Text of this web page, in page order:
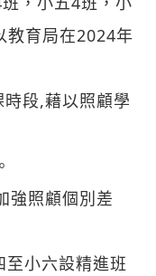
教育局在2024年
段,藉以照顧學
強照顧個別差
小六設精進班